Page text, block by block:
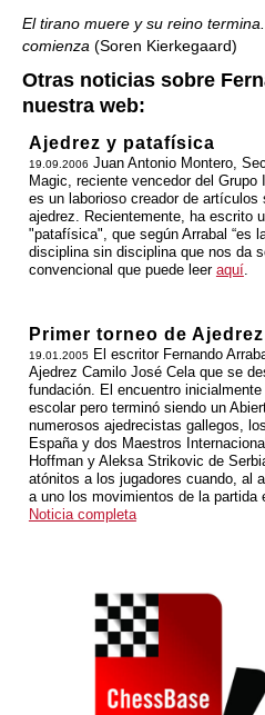
El tirano muere y su reino
comienza (Soren Kierkegaard)
Otras noticias sobre
nuestra web:
Ajedrez y patafísica
19.09.2006 Juan Antonio Montero,
Magic, reciente vencedor del Grupo
es un laborioso creador de
ajedrez. Recientemente, ha escrito
"patafísica", que según Arrabal “es
disciplina sin disciplina que nos da
convencional que puede leer aquí.
Primer torneo de
19.01.2005El escritor Fernando
Ajedrez Camilo José Cela que se
fundación. El encuentro
escolar pero terminó siendo un
numerosos ajedrecistas gallegos,
España y dos Maestros
Hoffman y Aleksa Strikovic de
atónitos a los jugadores cuando, al
a uno los movimientos de la partida
Noticia completa